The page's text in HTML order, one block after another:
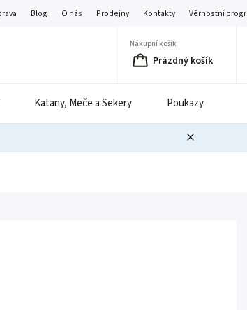
Blog O nás Prodejny Kontakty Věrnostní
Nákupní košík
Prázdný košík
Katany, Meče a Sekery Poukazy